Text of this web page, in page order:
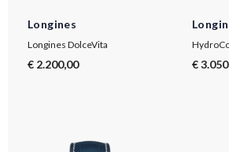
Longines
Longines DolceVita
€ 2.200,00 €